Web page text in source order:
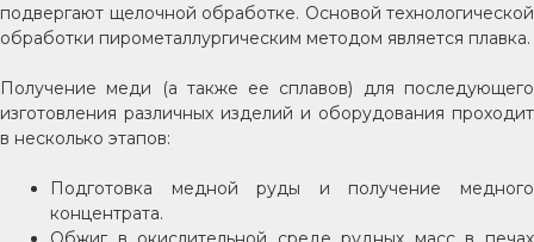
подвергают щелочной обработке. Основой технологической
обработки пирометаллургическим методом является плавка.
Получение меди (а также ее сплавов) для последующего
изготовления различных изделий и оборудования проходит
в несколько этапов:
Подготовка медной руды и получение медного
концентрата.